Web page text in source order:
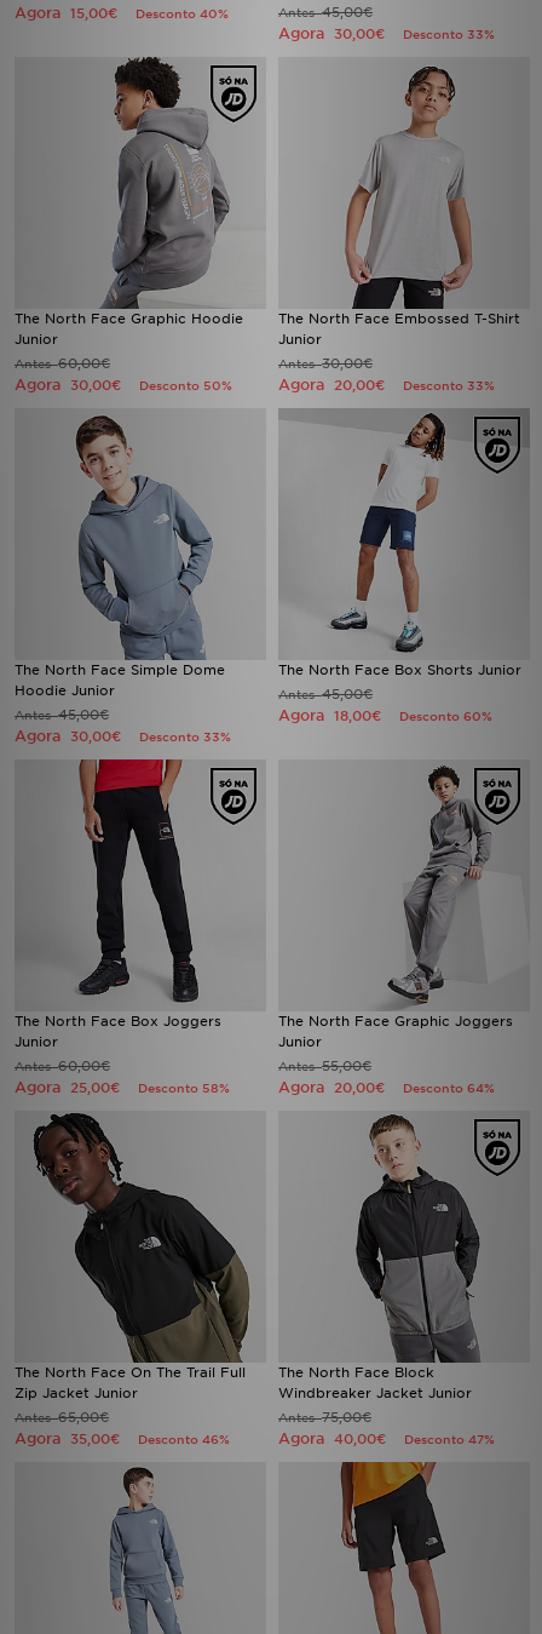
Agora 15,00€ Desconto 40% Antes45,00€
Agora 30,00€ Desconto 33%
The North Face Graphic Hoodie
Junior
Antes60,00€
Agora 30,00€ Desconto 50%
The North Face Embossed T-Shirt
Junior
Antes30,00€
Agora 20,00€ Desconto 33%
The North Face Simple Dome
Hoodie Junior
Antes45,00€
Agora 30,00€ Desconto 33%
The North Face Box Shorts Junior
Antes45,00€
Agora 18,00€ Desconto 60%
The North Face Box Joggers
Junior
Antes60,00€
Agora 25,00€ Desconto 58%
The North Face Graphic Joggers
Junior
Antes55,00€
Agora 20,00€ Desconto 64%
The North Face On The Trail Full
Zip Jacket Junior
Antes65,00€
Agora 35,00€ Desconto 46%
The North Face Block
Windbreaker Jacket Junior
Antes75,00€
Agora 40,00€ Desconto 47%